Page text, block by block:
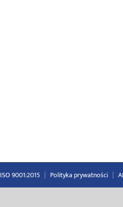
ISO 9001:2015 | Polityka prywatności |